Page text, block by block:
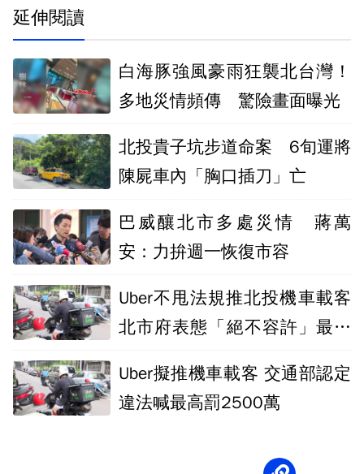
延伸閱讀
白海豚強風豪雨狂襲北台灣！
多地災情頻傳 驚險畫面曝光
北投貴子坑步道命案 6旬運將
陳屍車內「胸口插刀」亡
巴威釀北市多處災情 蔣萬
安：力拚週一恢復市容
Uber不甩法規推北投機車載客
北市府表態「絕不容許」最重
Uber擬推機車載客 交通部認定
違法喊最高罰2500萬